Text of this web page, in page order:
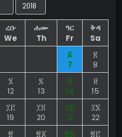
ረቡ
We
ሐሙ
Th
ዓር
Fr
ቅዳ
Sa
፩
7
፪
8
፮
12
፯
13
፰
14
፱
15
፲፫
19
፲፬
20
፲፭
21
፲፮
22
፳ ፳፩ ፳፪ ፳፫